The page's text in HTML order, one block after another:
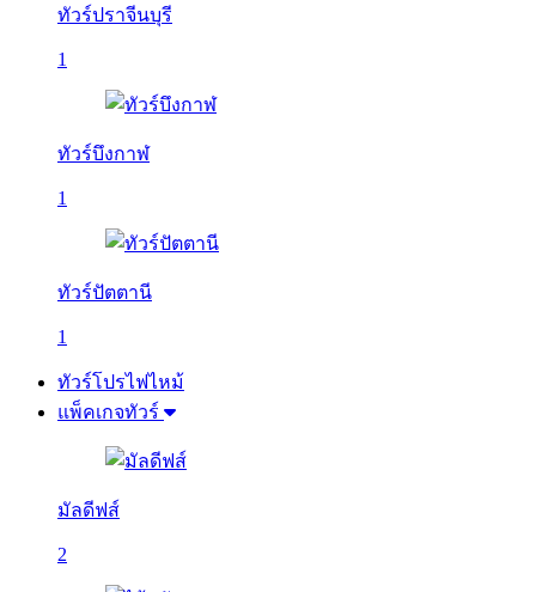
ทัวร์ปราจีนบุรี
1
ทัวร์บึงกาฬ
1
ทัวร์ปัตตานี
1
ทัวร์โปรไฟไหม้
แพ็คเกจทัวร์
มัลดีฟส์
2